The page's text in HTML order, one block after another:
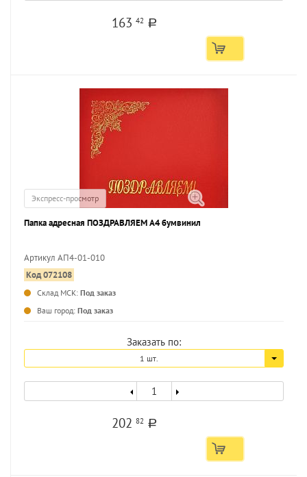
16342 a
Экспресс-просмотр
Папка адресная ПОЗДРАВЛЯЕМ А4 бумвинил
Артикул АП4-01-010
Код 072108
Склад МСК: Под заказ
Ваш город: Под заказ
Заказать по:
1 шт.
20282 a